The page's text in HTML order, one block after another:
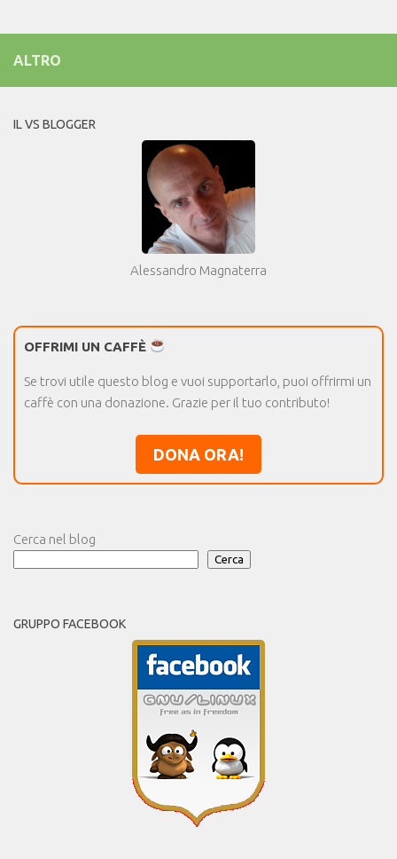
ALTRO
IL VS BLOGGER
Alessandro Magnaterra
OFFRIMI UN CAFFÈ
Se trovi utile questo blog e vuoi supportarlo, puoi offrirmi un
caffè con una donazione. Grazie per il tuo contributo!
DONA ORA!
Cerca nel blog
Cerca
GRUPPO FACEBOOK